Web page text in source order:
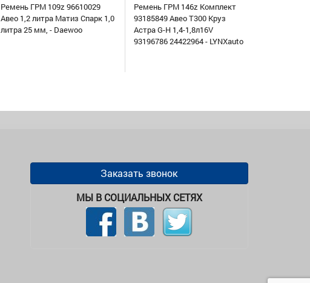
Ремень ГРМ 109z 96610029
Авео 1,2 литра Матиз Спарк 1,0
литра 25 мм, - Daewoo
Ремень ГРМ 146z Комплект
93185849 Авео Т300 Круз
Астра G-H 1,4-1,8л16V
93196786 24422964 - LYNXauto
Заказать звонок
МЫ В СОЦИАЛЬНЫХ СЕТЯХ